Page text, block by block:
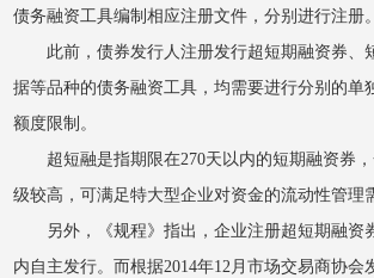
债务融资工具编制相应注册文件，分别进行注册。
此前，债券发行人注册发行超短期融资券、
据等品种的债务融资工具，均需要进行分别的单
额度限制。
超短融是指期限在270天以内的短期融资券
级较高，可满足特大型企业对资金的流动性管理
另外，《规程》指出，企业注册超短期融资
内自主发行。而根据2014年12月市场交易商协会